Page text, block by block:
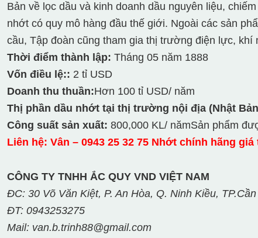
Bản về lọc dầu và kinh doanh dầu nguyên liệu,
nhớt có quy mô hàng đầu thế giới. Ngoài các sản
cầu, Tập đoàn cũng tham gia thị trường điện lực,
Thời điểm thành lập: Tháng 05 năm 1888
Vốn điều lệ:: 2 tỉ USD
Doanh thu thuần:Hơn 100 tỉ USD/ năm
Thị phần dầu nhớt tại thị trường nội địa (Nhật
Công suất sản xuất: 800,000 KL/ nămSản phẩm
Liên hệ: Vân – 0943 25 32 75 Nhớt chính hãng
CÔNG TY TNHH ẮC QUY VND VIỆT NAM
ĐC: 30 Võ Văn Kiệt, P. An Hòa, Q. Ninh Kiều,
ĐT: 0943253275
Mail: van.b.trinh88@gmail.com